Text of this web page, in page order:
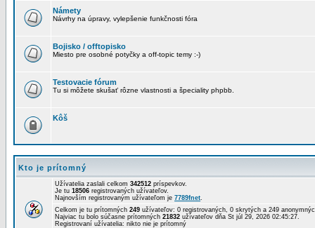
Námety
Návrhy na úpravy, vylepšenie funkčnosti fóra
Bojisko / offtopisko
Miesto pre osobné potyčky a off-topic temy :-)
Testovacie fórum
Tu si môžete skušať rôzne vlastnosti a špeciality phpbb.
Kôš
Kto je prítomný
Užívatelia zaslali celkom 342512 príspevkov.
Je tu 18506 registrovaných užívateľov.
Najnovším registrovaným užívateľom je 7789fnet.
Celkom je tu prítomných 249 užívateľov: 0 registrovaných, 0 skrytých a 249
Najviac tu bolo súčasne prítomných 21832 užívateľov dňa St júl 29, 2026 02:45:27.
Registrovaní užívatelia: nikto nie je prítomný